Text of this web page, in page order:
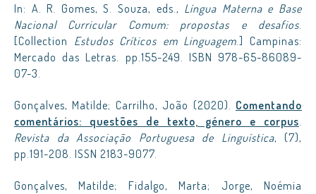
In: A. R. Gomes, S. Souza, eds., Língua Materna e Base
Nacional Curricular Comum: propostas e desafios.
[Collection Estudos Críticos em Linguagem.] Campinas:
Mercado das Letras. pp.155-249. ISBN 978-65-86089-
07-3.
Gonçalves, Matilde; Carrilho, João (2020). Comentando
comentários: questões de texto, género e corpus.
Revista da Associação Portuguesa de Linguística, (7),
pp.191-208. ISSN 2183-9077.
Gonçalves, Matilde; Fidalgo, Marta; Jorge, Noémia